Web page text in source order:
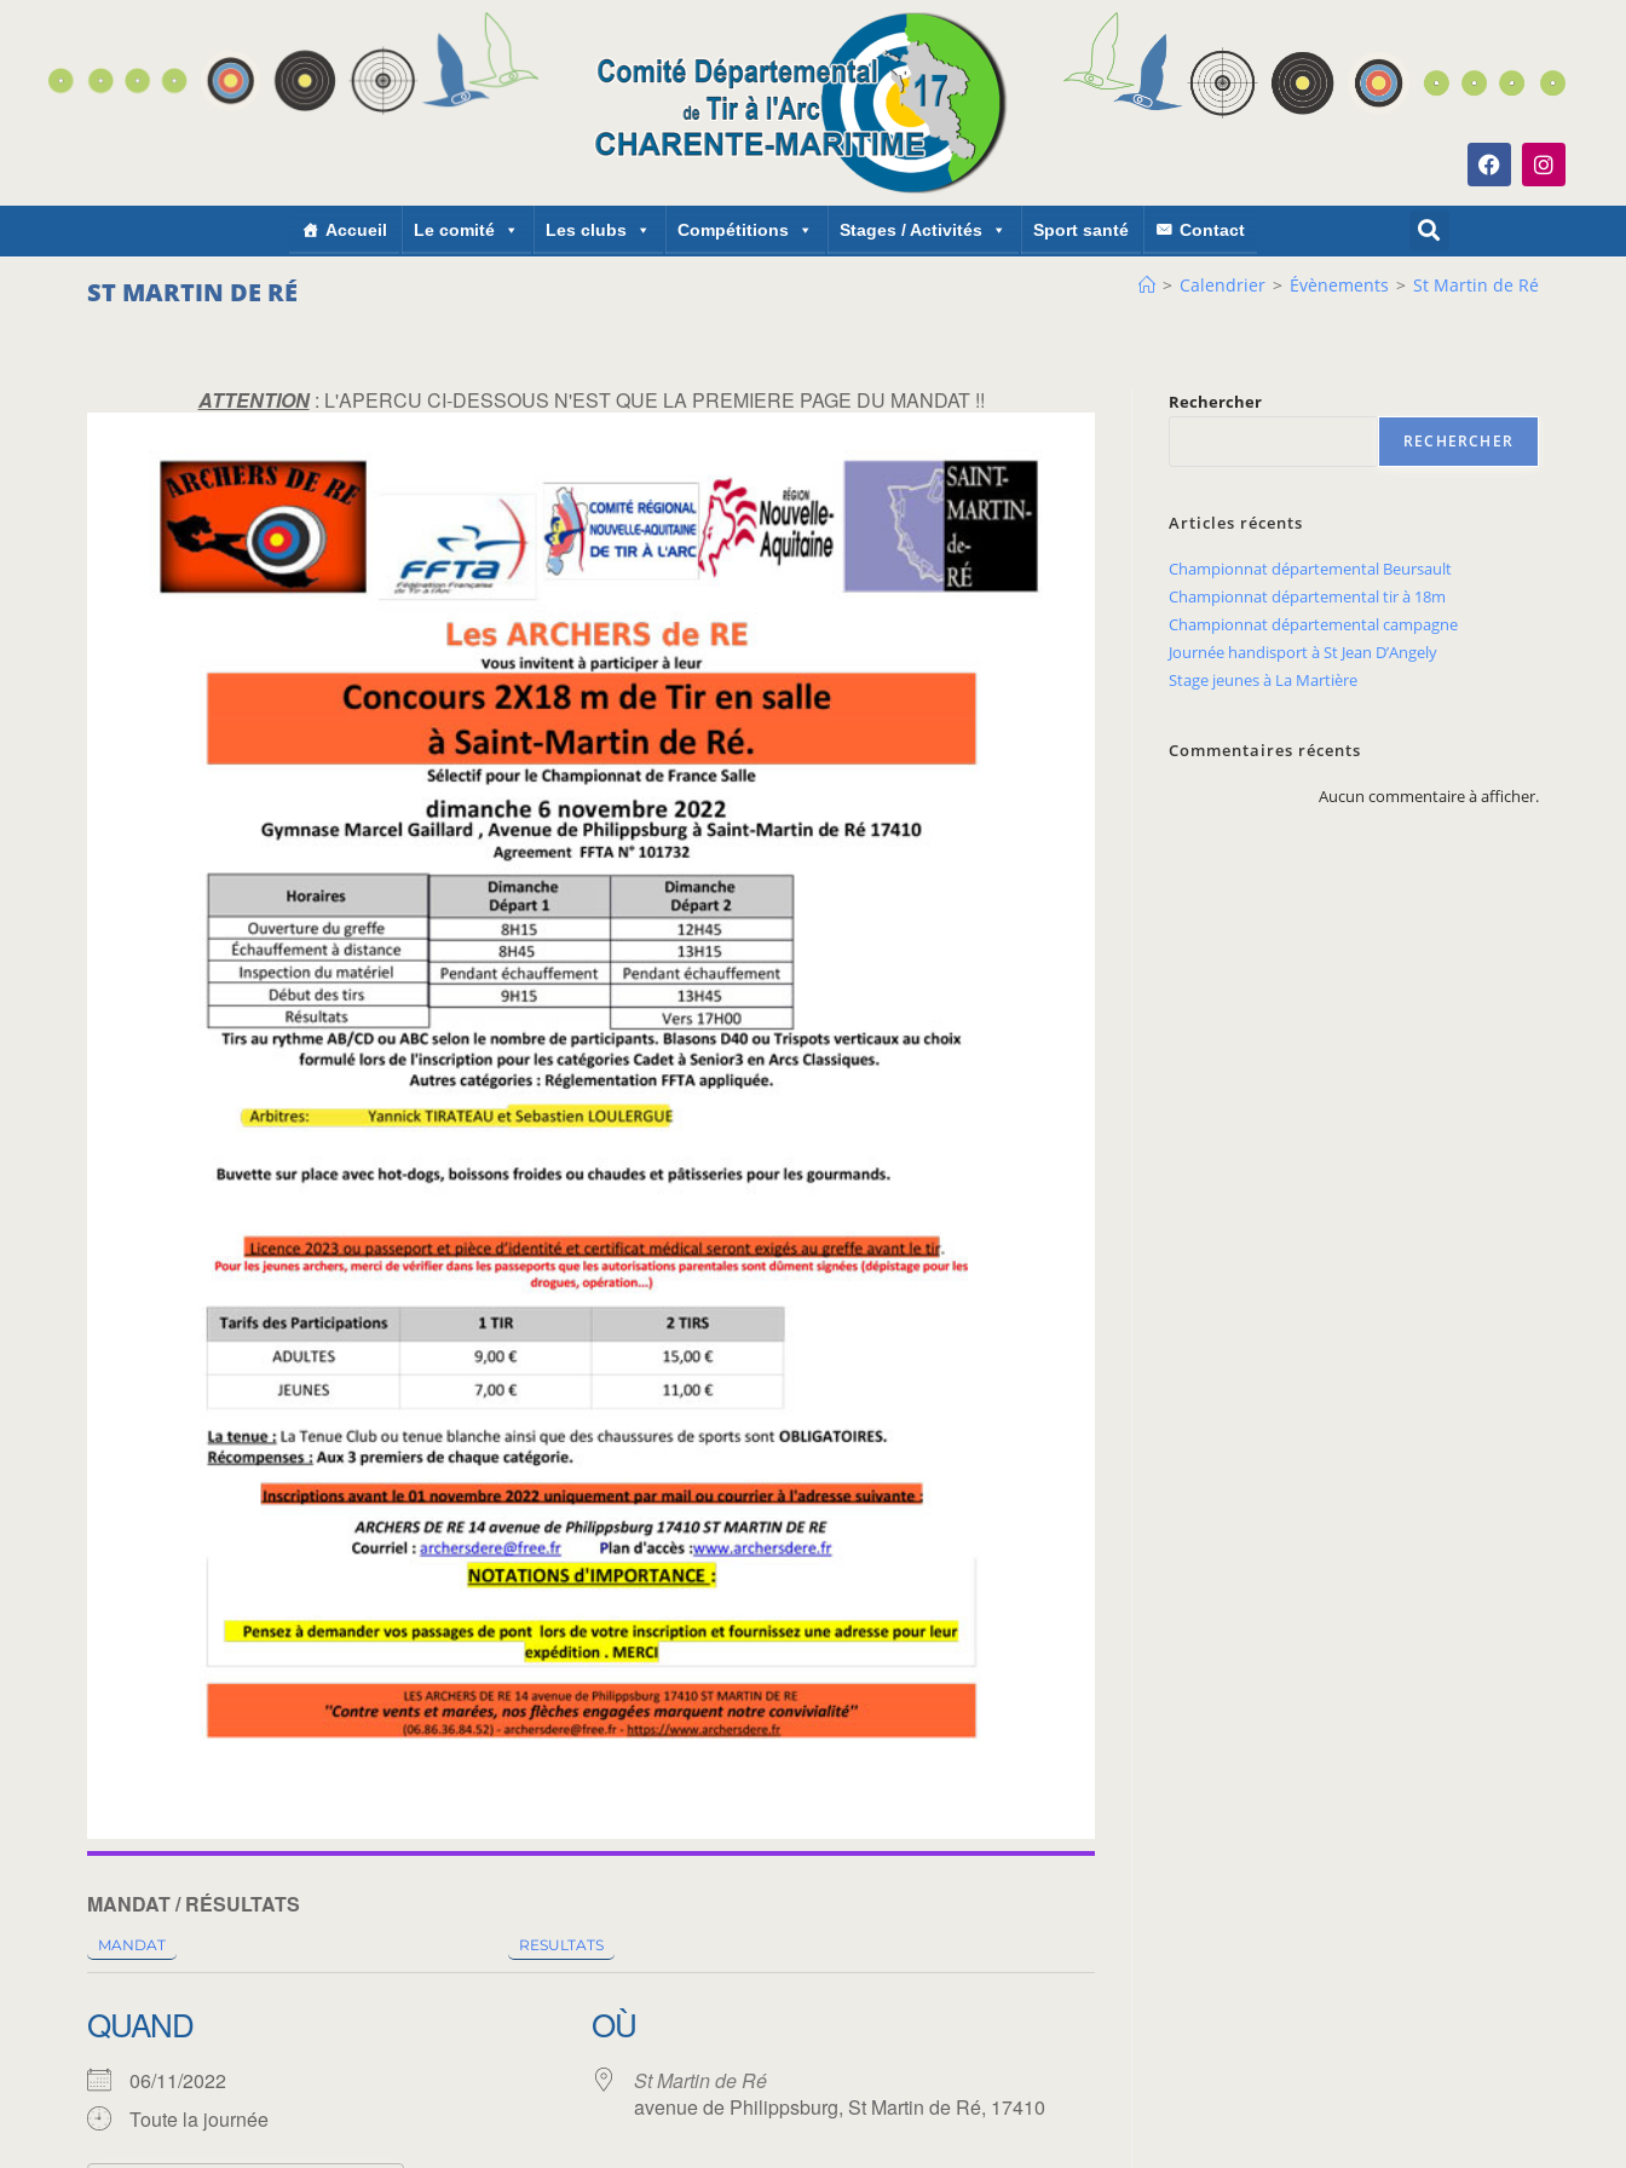
Accueil Le comité Les clubs Compétitions Stages / Activités Sport santé Contact
ST MARTIN DE RÉ > Calendrier > Évènements > St Martin de Ré
ATTENTION: L'APERCU CI-DESSOUS N'EST QUE LA PREMIERE PAGE DU MANDAT !!
MANDAT / RÉSULTATS
MANDAT RESULTATS
QUAND
06/11/2022
Toute la journée
OÙ
St Martin de Ré
avenue de Philippsburg, St Martin de Ré, 17410
Rechercher
RECHERCHER
Articles récents
Championnat départemental Beursault
Championnat départemental tir à 18m
Championnat départemental campagne
Journée handisport à St Jean D’Angely
Stage jeunes à La Martière
Commentaires récents
Aucun commentaire à afficher.